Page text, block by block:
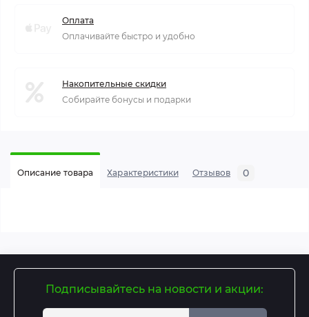
Оплата
Оплачивайте быстро и удобно
Накопительные скидки
Собирайте бонусы и подарки
Описание товара Характеристики Отзывов 0
Подписывайтесь на новости и акции: